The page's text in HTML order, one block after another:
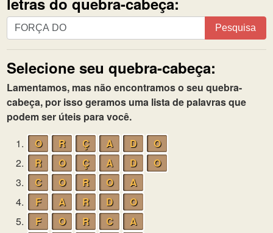
Pesquisa
por
letras.
Digite
todas
as
letras
do
quebra-
cabeça:
Pesquisa
Selecione seu quebra-cabeça:
Lamentamos, mas não encontramos o seu quebra-
cabeça, por isso geramos uma lista de palavras que
podem ser úteis para você.
1.
O R Ç A D
O
2.
R O Ç A D
O
3.
C O R O
A
4.
F A R D
O
5.
F O R C
A